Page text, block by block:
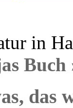
in
Buch
das